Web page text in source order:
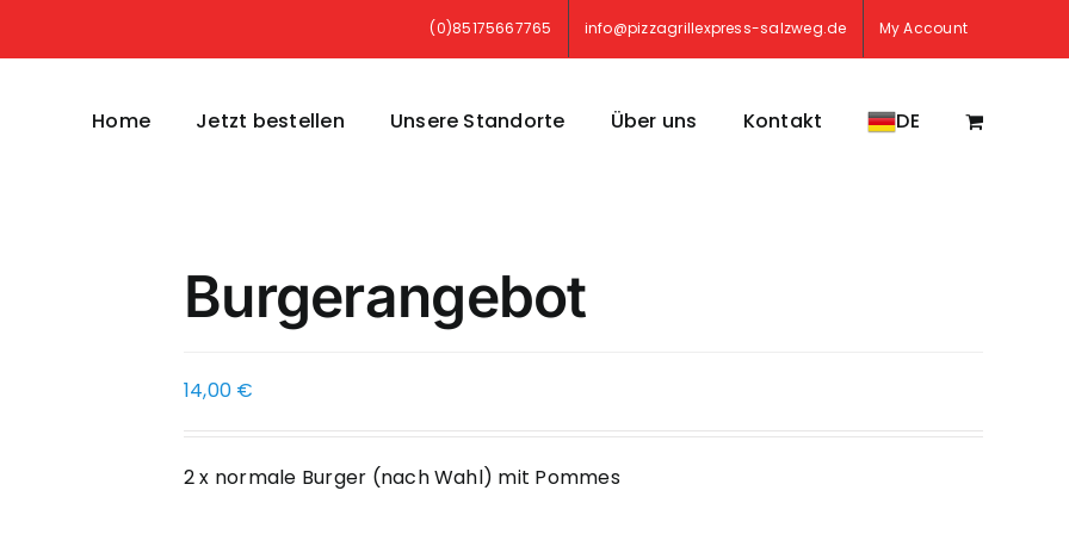
(0)85175667765 info@pizzagrillexpress-salzweg.de My Account
Home Jetzt bestellen Unsere Standorte Über uns Kontakt DE
Burgerangebot
14,00 €
2 x normale Burger (nach Wahl) mit Pommes